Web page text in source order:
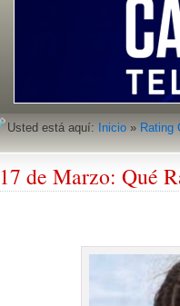
Usted está aquí: Inicio » Rating
17 de Marzo: Qué